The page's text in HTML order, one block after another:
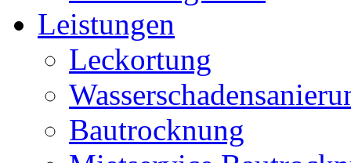
Leistungen
Leckortung
Bautrocknung